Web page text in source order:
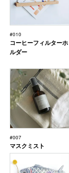
#010
コーヒーフィルターホ
ルダー
#007
マスクミスト